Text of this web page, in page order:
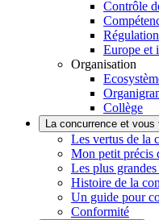
Contrôle
Europe et
Organisation
Collège
La concurrence et vous
Les vertus de la
Mon petit précis
Les plus
Histoire de la
Un guide pour
Conformité